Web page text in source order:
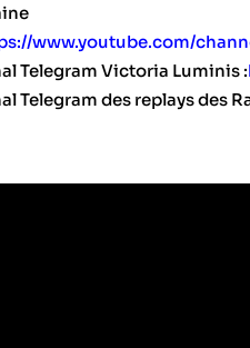
www.youtube.com/
Telegram Victoria Luminis :
Telegram des replays des